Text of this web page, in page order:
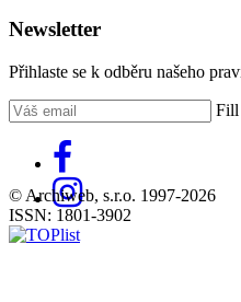
Newsletter
Přihlaste se k odběru našeho
Fill
© Archiweb, s.r.o. 1997-2026
ISSN: 1801-3902